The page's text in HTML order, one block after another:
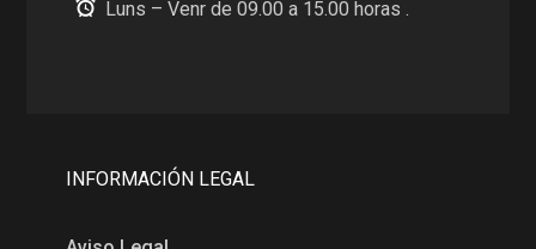
Luns – Venr de 09.00 a 15.00 horas .
INFORMACIÓN LEGAL